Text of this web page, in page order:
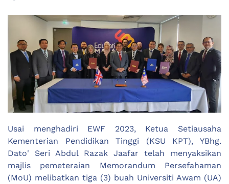
Usai menghadiri EWF 2023, Ketua Setiausaha
Kementerian Pendidikan Tinggi (KSU KPT), YBhg.
Dato' Seri Abdul Razak Jaafar telah menyaksikan
majlis pemeteraian Memorandum Persefahaman
(MoU) melibatkan tiga (3) buah Universiti Awam (UA)